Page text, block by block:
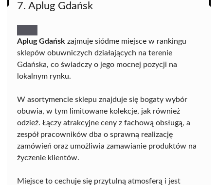
7. Aplug Gdańsk
Aplug Gdańsk zajmuje siódme miejsce w rankingu
sklepów obuwniczych działających na terenie
Gdańska, co świadczy o jego mocnej pozycji na
lokalnym rynku.
W asortymencie sklepu znajduje się bogaty wybór
obuwia, w tym limitowane kolekcje, jak również
odzież. Łączy atrakcyjne ceny z fachową obsługą, a
zespół pracowników dba o sprawną realizację
zamówień oraz umożliwia zamawianie produktów na
życzenie klientów.
Miejsce to cechuje się przytulną atmosferą i jest